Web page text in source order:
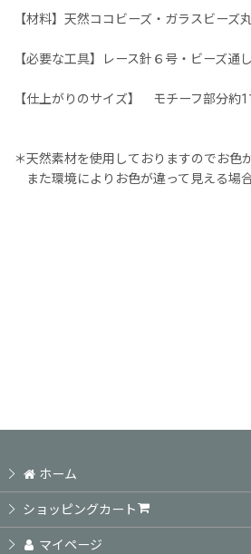
【材料】天然ココビーズ・ガラスビー
【必要な工具】レース針６号・ビーズ通
【仕上がりのサイズ】 モチーフ部分
＊天然素材を使用しておりますのでお色
また環境によりお色が違って見える場
ホーム
ショッピングカート
マイページ